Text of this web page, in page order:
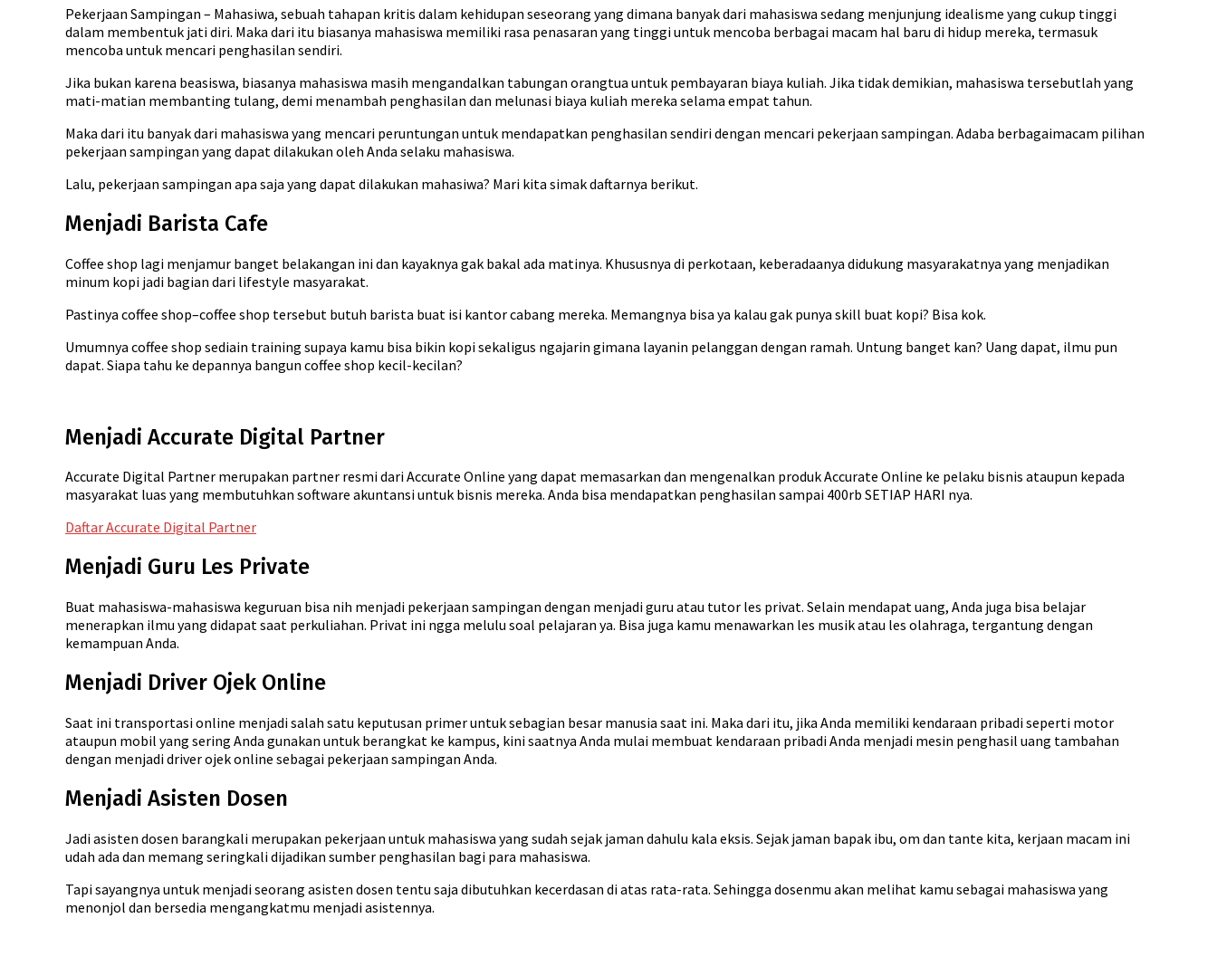
Pekerjaan Sampingan – Mahasiwa, sebuah tahapan kritis dalam kehidupan seseorang yang dimana banyak dari mahasiswa sedang menjunjung idealisme yang cukup tinggi
dalam membentuk jati diri. Maka dari itu biasanya mahasiswa memiliki rasa penasaran yang tinggi untuk mencoba berbagai macam hal baru di hidup mereka, termasuk
mencoba untuk mencari penghasilan sendiri.
Jika bukan karena beasiswa, biasanya mahasiswa masih mengandalkan tabungan orangtua untuk pembayaran biaya kuliah. Jika tidak demikian, mahasiswa tersebutlah yang
mati-matian membanting tulang, demi menambah penghasilan dan melunasi biaya kuliah mereka selama empat tahun.
Maka dari itu banyak dari mahasiswa yang mencari peruntungan untuk mendapatkan penghasilan sendiri dengan mencari pekerjaan sampingan. Adaba berbagaimacam pilihan
pekerjaan sampingan yang dapat dilakukan oleh Anda selaku mahasiswa.
Lalu, pekerjaan sampingan apa saja yang dapat dilakukan mahasiwa? Mari kita simak daftarnya berikut.
Menjadi Barista Cafe
Coffee shop lagi menjamur banget belakangan ini dan kayaknya gak bakal ada matinya. Khususnya di perkotaan, keberadaanya didukung masyarakatnya yang menjadikan
minum kopi jadi bagian dari lifestyle masyarakat.
Pastinya coffee shop–coffee shop tersebut butuh barista buat isi kantor cabang mereka. Memangnya bisa ya kalau gak punya skill buat kopi? Bisa kok.
Umumnya coffee shop sediain training supaya kamu bisa bikin kopi sekaligus ngajarin gimana layanin pelanggan dengan ramah. Untung banget kan? Uang dapat, ilmu pun
dapat. Siapa tahu ke depannya bangun coffee shop kecil-kecilan?
Menjadi Accurate Digital Partner
Accurate Digital Partner merupakan partner resmi dari Accurate Online yang dapat memasarkan dan mengenalkan produk Accurate Online ke pelaku bisnis ataupun kepada
masyarakat luas yang membutuhkan software akuntansi untuk bisnis mereka. Anda bisa mendapatkan penghasilan sampai 400rb SETIAP HARI nya.
Daftar Accurate Digital Partner
Menjadi Guru Les Private
Buat mahasiswa-mahasiswa keguruan bisa nih menjadi pekerjaan sampingan dengan menjadi guru atau tutor les privat. Selain mendapat uang, Anda juga bisa belajar
menerapkan ilmu yang didapat saat perkuliahan. Privat ini ngga melulu soal pelajaran ya. Bisa juga kamu menawarkan les musik atau les olahraga, tergantung dengan
kemampuan Anda.
Menjadi Driver Ojek Online
Saat ini transportasi online menjadi salah satu keputusan primer untuk sebagian besar manusia saat ini. Maka dari itu, jika Anda memiliki kendaraan pribadi seperti motor
ataupun mobil yang sering Anda gunakan untuk berangkat ke kampus, kini saatnya Anda mulai membuat kendaraan pribadi Anda menjadi mesin penghasil uang tambahan
dengan menjadi driver ojek online sebagai pekerjaan sampingan Anda.
Menjadi Asisten Dosen
Jadi asisten dosen barangkali merupakan pekerjaan untuk mahasiswa yang sudah sejak jaman dahulu kala eksis. Sejak jaman bapak ibu, om dan tante kita, kerjaan macam ini
udah ada dan memang seringkali dijadikan sumber penghasilan bagi para mahasiswa.
Tapi sayangnya untuk menjadi seorang asisten dosen tentu saja dibutuhkan kecerdasan di atas rata-rata. Sehingga dosenmu akan melihat kamu sebagai mahasiswa yang
menonjol dan bersedia mengangkatmu menjadi asistennya.